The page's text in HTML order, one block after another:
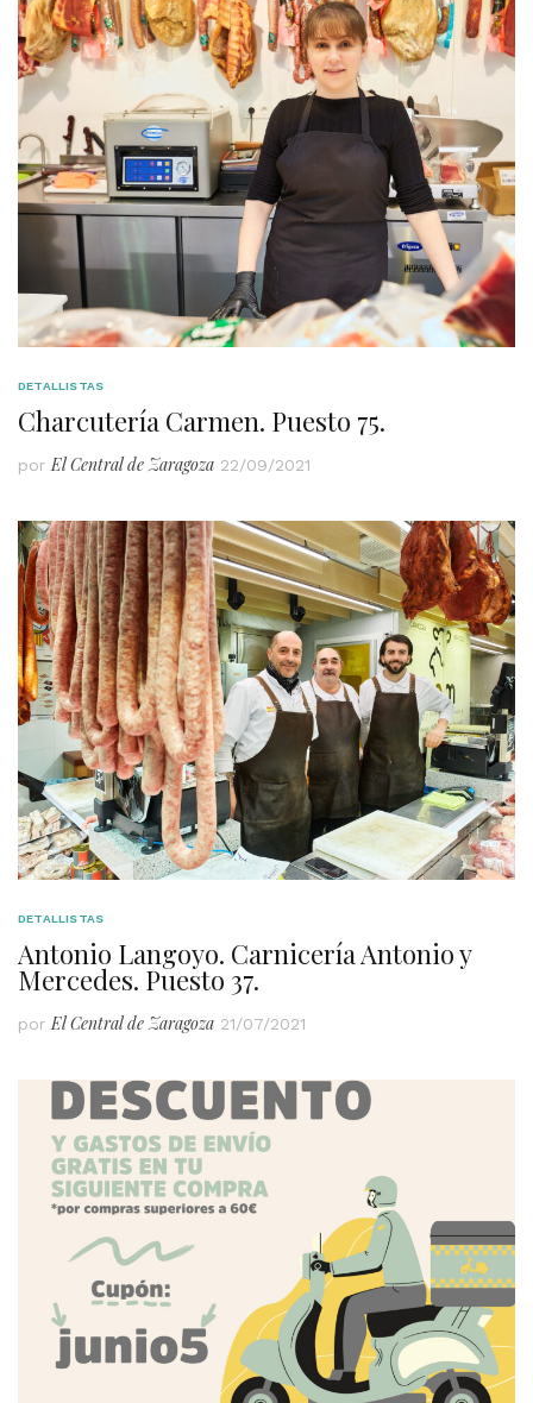
DETALLISTAS
Charcutería Carmen. Puesto 75.
por El Central de Zaragoza 22/09/2021
DETALLISTAS
Antonio Langoyo. Carnicería Antonio y
Mercedes. Puesto 37.
por El Central de Zaragoza 21/07/2021